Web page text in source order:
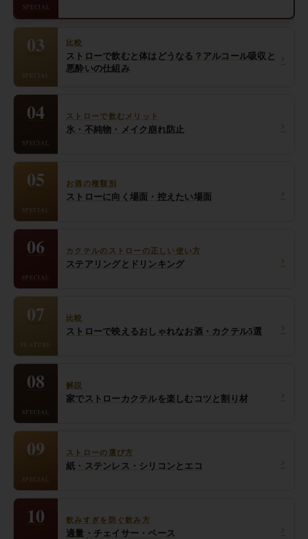
SPECIAL
03
SPECIAL
比較
ストローで飲むと体はどうなる？アルコール吸収と
悪酔いの仕組み
›
04
SPECIAL
ストローで飲むメリット
氷・不純物・メイク崩れ防止 ›
05
SPECIAL
お酒の種類別
ストローに向く場面・控えたい場面 ›
06
SPECIAL
カクテルのストローの正しい使い方
ステアリングとドリンキング ›
07
FEATURE
比較
ストローで映えるおしゃれなお酒・カクテル5選 ›
08
SPECIAL
解説
家でストローカクテルを楽しむコツと割り材 ›
09
SPECIAL
ストローの選び方
紙・ステンレス・シリコンとエコ ›
10 飲みすぎを防ぐ飲み方
適量・チェイサー・ペース ›